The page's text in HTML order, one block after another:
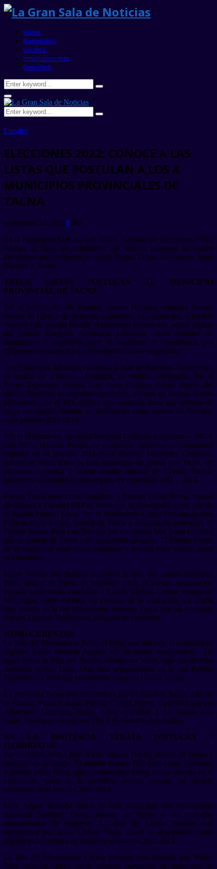
Home
Nacionales
Locales
Internacionales
Deportes
Search
for:
Search
Primary
Menu
Search
for:
Search
Locales
ELECCIONES 2022: CONOCE A LAS
LISTAS QUE POSTULAN A LOS 4
MUNICIPIOS PROVINCIALES DE
TACNA
septiembre 24, 20220694
En la Plataforma Electoral del Jurado Nacional de Elecciones (JNE)
figuran 32 listas de candidatos que aspiran gobernar las cuatro
provincias que componen la región Tacna: Tarata, Candarave, Jorge
Basadre y Tacna.
TRECE LISTAS POSTULAN AL MUNICIPIO
PROVINCIAL DE TACNA
Por el partido Acción Popular, postula Harrison Hurtado Zapata,
natural de Lima y de profesión arquitecto. Así mismo por el partido
Avanza País postula Freddy Huashualdo Huanacuni, actual alcalde
del distrito Gregorio Albarracín Lanchipa, cursó estudios de
arquitectura e ingeniería civil; la autoridad es cuestionada por
dirigentes vecinales por su desempeño durante su gestión.
Joel Chinchazo Montoya encabeza la lista de Banderas Tacneñistas,
es natural de Chivay – Arequipa, es médico veterinario. Por el
Frente Esperanza postula Luis Ayca Cuadros, actual alcalde del
distrito Pocollay, es ingeniero agrónomo, además en su hoja debida
presentada ante el JNE declara una sentencia firme por omisión de
actos funcionales durante su desempeño como alcalde de Pocollay
en el periodo 2011-2014.
Por el Movimiento Igualdad Nacional Cristiana Autónoma – INCA
está Pablo Huacasi Parqui, de ocupación agricultor y exconsejero
regional en el periodo 2011-2014. Helmer Fernández Chaparro,
natural de Puno lidera la lista municipal de Juntos por Tacna, de
profesión contador y actual alcalde distrital de Ciudad Nueva,
también se desempeñó como regidor en el periodo 2011 – 2014.
Fuerza Tacna tiene como candidato a Pascual Güisa Bravo, natural
de Ilabaya y Coronel PNP en retiro que se desempeñó como jefe de
la Región Policial Tacna. Por el Movimiento Cívico Peruano postula
Fabiola Rojas Caypa, natural de Tacna y abogada de profesión. El
Partido Somos Perú está liderada por Guillermo Mac Lean Cuadros
que es natural de Tacna y de ocupación abogado. El Partido Frente
de la Esperanza tiene como candidato a Kareen Ríos Valdez quien
es enfermera.
Elmer Robles Payehuanca encabeza la lista del partido Podemos
Perú, natural de Puno, es ingeniero civil; el partido Renovación
Popular tiene como candidato a Carlos Vildoso Cañari, natural de
Moquegua, cursó estudios en ciencias de la educación. La última
lista inscrita es la del Movimiento Siempre Tacna con su candidato
Álvaro Zacarías Valderrama, abogado de profesión.
IMPROCEDENTES
La lista del Movimiento Fe en el Perú, que lideraba el exconsejero
regional Jaime Bautista Aquino fue declarada improcedente. De
igual forma la lista del Partido Demócrata Verde, que encabezaba
Anshella Nuñez Diaz. Otra lista improcedente es la del Partido
Patriótico del Perú que encabezaba Eduardo Franco Vargas.
La provincia Tacna está conformada por 11 distritos: Tacna, Alto de
la Alianza, Palca, Calana, Pachía, Ciudad Nueva, Coronel Gregorio
Albarracín Lanchipa, Inclán, Sama, Pocollay y La Yarada Los
Palos. En esta provincia son 263, 616 electores habilitados.
EN LA PROVINCIA TARATA POSTULAN 7
CANDIDATOS
Por el partido Perú Libre, Víctor Segura Dávila, natural de Tarata y
abogado de profesión. El partido Avanza País tiene como candidato
a Dafnes Pérez Palza, quien actualmente labora como obstetra en el
Centro de Salud de la provincia andina, además fue alcalde
provincial en el periodo 2011-2014.
Eloy Edgar Bernabé lidera la lista municipal del Movimiento
Regional Siempre Tacna, natural de Tarata y de profesión
administrador de empresas. La lista de Acción Popular está
encabezada por Jesús Chávez Nieto, quien se desempeñó como
regidor en la comuna de Tarata en el periodo 2011-2014.
La lista del Movimiento Cívico Peruano está liderada por Walter
Ríos Valdivia, quien cursó estudios superiores en ingeniería de